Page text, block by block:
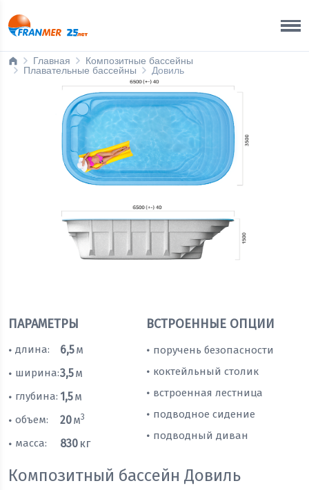
Главная
Композитные бассейны
Плавательные бассейны
Довиль
ПАРАМЕТРЫ
• длина: 6,5м
• ширина:3,5м
• глубина: 1,5м
• объем: 20м3
• масса: 830 кг
ВСТРОЕННЫЕ ОПЦИИ
• поручень безопасности
• коктейльный столик
• встроенная лестница
• подводное сидение
• подводный диван
Композитный бассейн Довиль